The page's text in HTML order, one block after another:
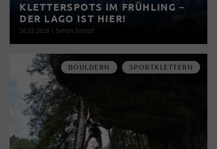
KLETTERSPOTS IM FRÜHLING –
DER LAGO IST HIER!
26.03.2026 | Simon Schöpf
BOULDERN SPORTKLETTERN